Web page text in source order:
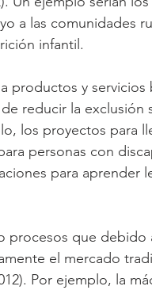
a las comunidades
infantil.
productos y servicios
reducir la exclusión
los proyectos para
personas con
para aprender
procesos que debido
el mercado
Por ejemplo, la